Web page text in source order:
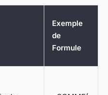
Exemple
de
Formule